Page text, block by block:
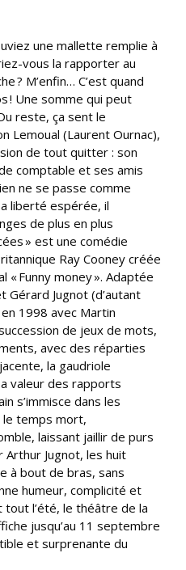
une mallette remplie à
vous la rapporter au
? M’enfin… C’est quand
! Une somme qui peut
reste, ça sent le
Lemoual (Laurent Ournac),
de tout quitter : son
comptable et ses amis
ne se passe comme
liberté espérée, il
de plus en plus
» est une comédie
Ray Cooney créée
Funny money ». Adaptée
Gérard Jugnot (d’autant
1998 avec Martin
de jeux de mots,
avec des réparties
la gaudriole
valeur des rapports
s’immisce dans les
le temps mort,
laissant jaillir de purs
Arthur Jugnot, les huit
à bout de bras, sans
humeur, complicité et
l’été, le théâtre de la
jusqu’au 11 septembre
et surprenante du